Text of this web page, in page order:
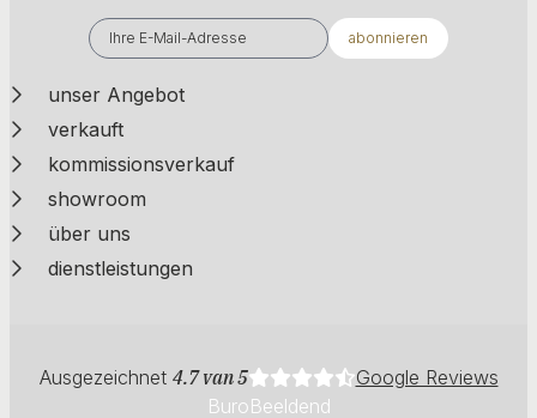
abonnieren
unser Angebot
verkauft
kommissionsverkauf
showroom
über uns
dienstleistungen
Ausgezeichnet 4.7 van 5
Google Reviews
BuroBeeldend